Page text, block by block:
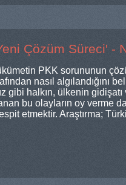
Çözüm Süreci' -
PKK sorununun
nasıl algılandığını
gibi halkın, ülkenin
bu olayların oy verme
etmektir. Araştırma;